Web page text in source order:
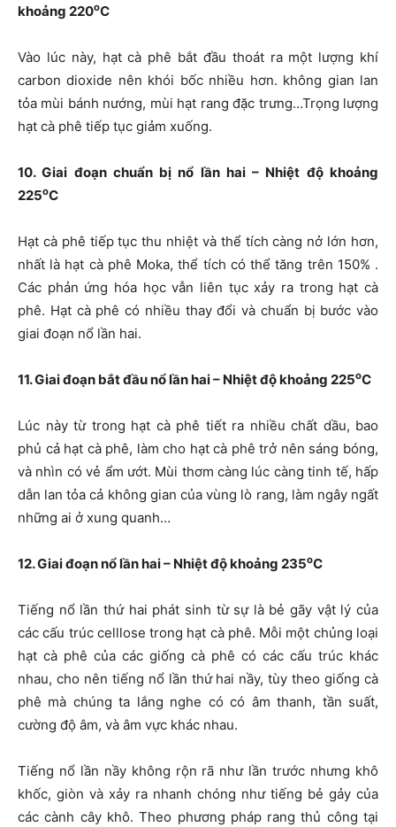
khoảng 220oC
Vào lúc này, hạt cà phê bắt đầu thoát ra một lượng khí
carbon dioxide nên khói bốc nhiều hơn. không gian lan
tỏa mùi bánh nướng, mùi hạt rang đặc trưng…Trọng lượng
hạt cà phê tiếp tục giảm xuống.
10. Giai đoạn chuẩn bị nổ lần hai – Nhiệt độ khoảng
225oC
Hạt cà phê tiếp tục thu nhiệt và thể tích càng nở lớn hơn,
nhất là hạt cà phê Moka, thể tích có thể tăng trên 150% .
Các phản ứng hóa học vẫn liên tục xảy ra trong hạt cà
phê. Hạt cà phê có nhiều thay đổi và chuẩn bị bước vào
giai đoạn nổ lần hai.
11. Giai đoạn bắt đầu nổ lần hai – Nhiệt độ khoảng 225oC
Lúc này từ trong hạt cà phê tiết ra nhiều chất dầu, bao
phủ cả hạt cà phê, làm cho hạt cà phê trở nên sáng bóng,
và nhìn có vẻ ẩm ướt. Mùi thơm càng lúc càng tinh tế, hấp
dẫn lan tỏa cả không gian của vùng lò rang, làm ngây ngất
những ai ở xung quanh…
12. Giai đoạn nổ lần hai – Nhiệt độ khoảng 235oC
Tiếng nổ lần thứ hai phát sinh từ sự là bẻ gãy vật lý của
các cấu trúc celllose trong hạt cà phê. Mỗi một chủng loại
hạt cà phê của các giống cà phê có các cấu trúc khác
nhau, cho nên tiếng nổ lần thứ hai nầy, tùy theo giống cà
phê mà chúng ta lắng nghe có có âm thanh, tần suất,
cường độ âm, và âm vực khác nhau.
Tiếng nổ lần nầy không rộn rã như lần trước nhưng khô
khốc, giòn và xảy ra nhanh chóng như tiếng bẻ gảy của
các cành cây khô. Theo phương pháp rang thủ công tại